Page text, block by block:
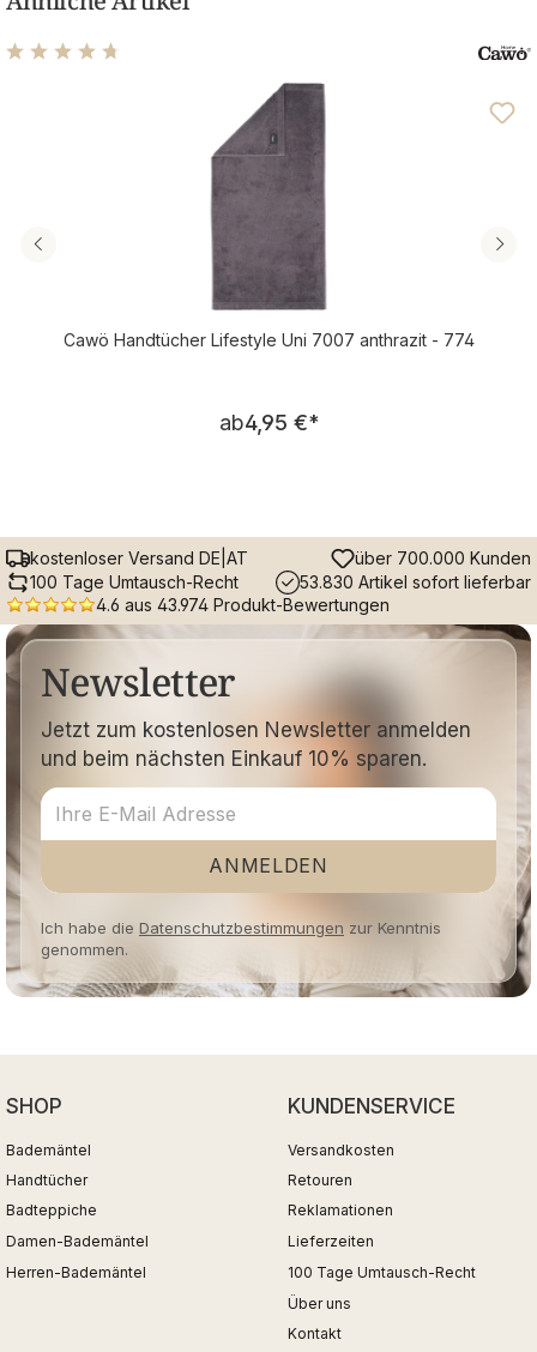
Durchschnittliche Bewertung von 4.76 von 5 Sternen
Cawö Handtücher Lifestyle Uni 7007 anthrazit - 774
Regulärer Preis:
ab4,95 €*
kostenloser Versand DE|AT
über 700.000 Kunden
100 Tage Umtausch-Recht
53.830 Artikel sofort lieferbar
4.6 aus 43.974 Produkt-Bewertungen
Newsletter
Jetzt zum kostenlosen Newsletter anmelden
und beim nächsten Einkauf 10% sparen.
ANMELDEN
Ich habe die Datenschutzbestimmungen zur Kenntnis
genommen.
SHOP
Bademäntel
Handtücher
Badteppiche
Damen-Bademäntel
Herren-Bademäntel
KUNDENSERVICE
Versandkosten
Retouren
Reklamationen
Lieferzeiten
100 Tage Umtausch-Recht
Über uns
Kontakt